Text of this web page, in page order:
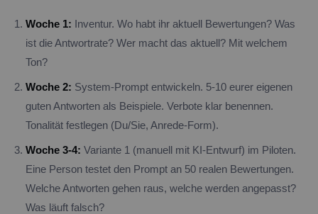
Woche 1: Inventur. Wo habt ihr aktuell Bewertungen? Was
ist die Antwortrate? Wer macht das aktuell? Mit welchem
Ton?
Woche 2: System-Prompt entwickeln. 5-10 eurer eigenen
guten Antworten als Beispiele. Verbote klar benennen.
Tonalität festlegen (Du/Sie, Anrede-Form).
Woche 3-4: Variante 1 (manuell mit KI-Entwurf) im Piloten.
Eine Person testet den Prompt an 50 realen Bewertungen.
Welche Antworten gehen raus, welche werden angepasst?
Was läuft falsch?